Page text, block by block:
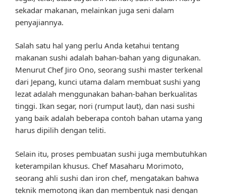
sekadar makanan, melainkan juga seni dalam
penyajiannya.
Salah satu hal yang perlu Anda ketahui tentang
makanan sushi adalah bahan-bahan yang digunakan.
Menurut Chef Jiro Ono, seorang sushi master terkenal
dari Jepang, kunci utama dalam membuat sushi yang
lezat adalah menggunakan bahan-bahan berkualitas
tinggi. Ikan segar, nori (rumput laut), dan nasi sushi
yang baik adalah beberapa contoh bahan utama yang
harus dipilih dengan teliti.
Selain itu, proses pembuatan sushi juga membutuhkan
keterampilan khusus. Chef Masaharu Morimoto,
seorang ahli sushi dan iron chef, mengatakan bahwa
teknik memotong ikan dan membentuk nasi dengan